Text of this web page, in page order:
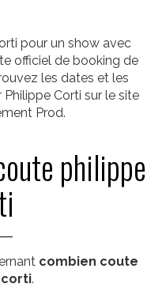
pour un show avec
officiel de booking de
les dates et les
Corti sur le site
Prod.
philippe
combien coute
.